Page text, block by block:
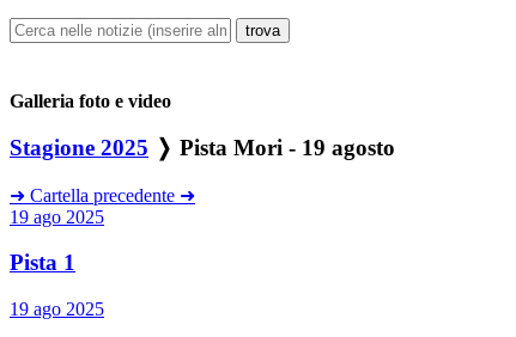
Galleria foto e video
Stagione 2025 ❭ Pista Mori - 19 agosto
➜ Cartella precedente ➜
19 ago 2025
Pista 1
19 ago 2025